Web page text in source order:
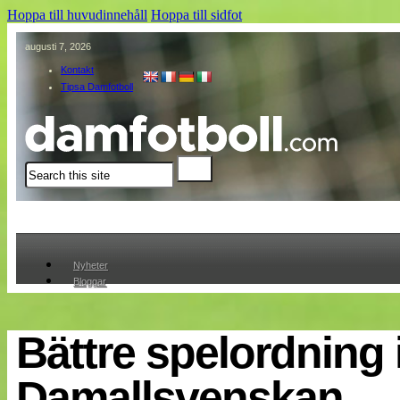
Hoppa till huvudinnehåll Hoppa till sidfot
augusti 7, 2026
Kontakt
Tipsa Damfotboll
Sök
Nyheter
Bloggar
Cuper
Medlemmar
Medlemsbilder
Om oss
Bättre spelordning